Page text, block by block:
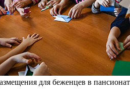
для беженцев в